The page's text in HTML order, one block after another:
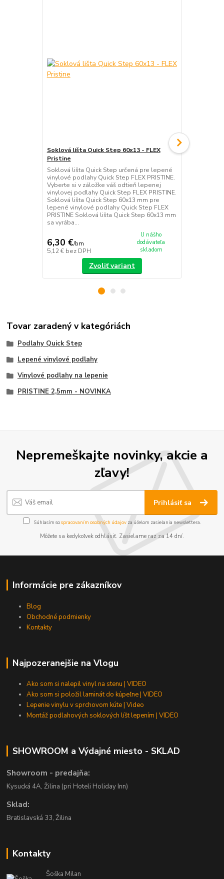
Soklová lišta Quick Step 60x13 - FLEX
Pristine
Soklová lišta Quick Step určená pre lepené
vinylové podlahy Quick Step FLEX PRISTINE.
Vyberte si v záložke váš odtieň lepenej
vinylovej podlahy Quick Step FLEX PRISTINE.
Soklová lišta Quick Step 60x13 mm pre
lepené vinylové podlahy Quick Step FLEX
PRISTINE Soklová lišta Quick Step 60x13 mm
sa vyrába...
6,30 €/bm
5,12 € bez DPH
U nášho
dodávateľa
skladom
Zvoliť variant
Sadrová
Tovar zaradený v kategóriách
Podlahy Quick Step
Lepené vinylové podlahy
Vinylové podlahy na lepenie
PRISTINE 2,5mm - NOVINKA
Nepremeškajte novinky, akcie a
zľavy!
Prihlásiť sa
Súhlasím sospracovaním osobných údajov za účelom zasielania newslettera.
Môžete sa kedykoľvek odhlásiť. Zasielame raz za 14 dní.
Informácie pre zákazníkov
Blog
Obchodné podmienky
Kontakty
Najpozeranejšie na Vlogu
Ako som si nalepil vinyl na stenu | VIDEO
Ako som si položil laminát do kúpeľne | VIDEO
Lepenie vinylu v sprchovom kúte | Video
Montáž podlahových soklových líšt lepením | VIDEO
SHOWROOM a Výdajné miesto - SKLAD
Showroom - predajňa:
Kysucká 4A, Žilina (pri Hoteli Holiday Inn)
Sklad:
Bratislavská 33, Žilina
Kontakty
Šoška Milan